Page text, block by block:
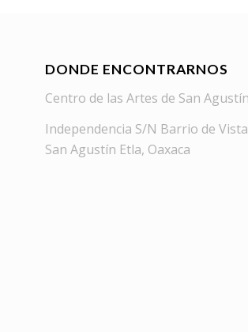
DONDE ENCONTRARNOS
Centro de las Artes de San Agustín
Independencia S/N Barrio de
San Agustín Etla, Oaxaca